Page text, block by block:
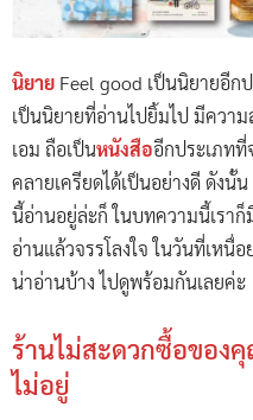
นิยาย Feel good เป็นนิยายอีก
เป็นนิยายที่อ่านไปยิ้มไป มีควา
เอม ถือเป็นหนังสืออีกประเภท
คลายเครียดได้เป็นอย่างดี ดังนั้
นี้อ่านอยู่ล่ะก็ ในบทความนี้เรา
อ่านแล้วจรรโลงใจ ในวันที่เหนื่
น่าอ่านบ้าง ไปดูพร้อมกันเลยค่ะ
ร้านไม่สะดวกซื้อของ
ไม่อยู่